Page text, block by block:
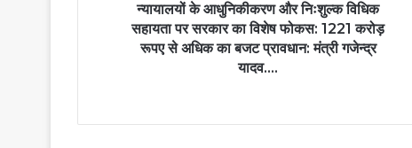
न्यायालयों के आधुनिकीकरण और निःशुल्क विधिक
सहायता पर सरकार का विशेष फोकस: 1221 करोड़
रूपए से अधिक का बजट प्रावधान: मंत्री गजेन्द्र
यादव….